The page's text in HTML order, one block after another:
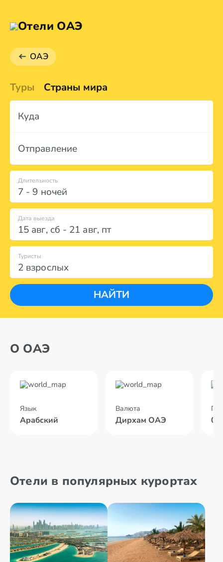
Отели ОАЭ
ОАЭ
Туры Страны мира
Куда
Отправление
7 - 9 ночей
Длительность
Дата выезда
15 авг, сб - 21 авг, пт
2 взрослых
Туристы
НАЙТИ
О ОАЭ
Язык
Арабский
Валюта
Дирхам ОАЭ
Отели в популярных курортах